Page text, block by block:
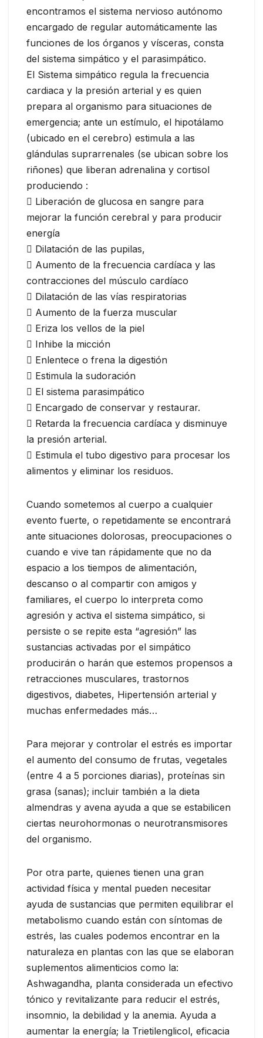
encontramos el sistema nervioso autónomo
encargado de regular automáticamente las
funciones de los órganos y vísceras, consta
del sistema simpático y el parasimpático.
El Sistema simpático regula la frecuencia
cardiaca y la presión arterial y es quien
prepara al organismo para situaciones de
emergencia; ante un estímulo, el hipotálamo
(ubicado en el cerebro) estimula a las
glándulas suprarrenales (se ubican sobre los
riñones) que liberan adrenalina y cortisol
produciendo :
 Liberación de glucosa en sangre para
mejorar la función cerebral y para producir
energía
 Dilatación de las pupilas,
 Aumento de la frecuencia cardíaca y las
contracciones del músculo cardíaco
 Dilatación de las vías respiratorias
 Aumento de la fuerza muscular
 Eriza los vellos de la piel
 Inhibe la micción
 Enlentece o frena la digestión
 Estimula la sudoración
 El sistema parasimpático
 Encargado de conservar y restaurar.
 Retarda la frecuencia cardíaca y disminuye
la presión arterial.
 Estimula el tubo digestivo para procesar los
alimentos y eliminar los residuos.
Cuando sometemos al cuerpo a cualquier
evento fuerte, o repetidamente se encontrará
ante situaciones dolorosas, preocupaciones o
cuando e vive tan rápidamente que no da
espacio a los tiempos de alimentación,
descanso o al compartir con amigos y
familiares, el cuerpo lo interpreta como
agresión y activa el sistema simpático, si
persiste o se repite esta “agresión” las
sustancias activadas por el simpático
producirán o harán que estemos propensos a
retracciones musculares, trastornos
digestivos, diabetes, Hipertensión arterial y
muchas enfermedades más…
Para mejorar y controlar el estrés es importar
el aumento del consumo de frutas, vegetales
(entre 4 a 5 porciones diarias), proteínas sin
grasa (sanas); incluir también a la dieta
almendras y avena ayuda a que se estabilicen
ciertas neurohormonas o neurotransmisores
del organismo.
Por otra parte, quienes tienen una gran
actividad física y mental pueden necesitar
ayuda de sustancias que permiten equilibrar el
metabolismo cuando están con síntomas de
estrés, las cuales podemos encontrar en la
naturaleza en plantas con las que se elaboran
suplementos alimenticios como la:
Ashwagandha, planta considerada un efectivo
tónico y revitalizante para reducir el estrés,
insomnio, la debilidad y la anemia. Ayuda a
aumentar la energía; la Trietilenglicol, eficacia